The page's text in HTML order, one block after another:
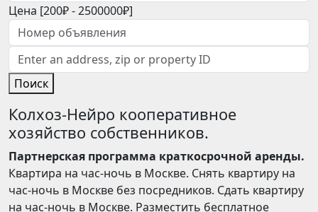
Цена [200₽-2500000₽]
Поиск
Колхоз-Нейро кооперативное
хозяйство собственников.
Партнерская программа краткосрочной аренды.
Квартира на час-ночь в Москве. Снять квартиру на
час-ночь в Москве без посредников. Сдать квартиру
на час-ночь в Москве. Разместить бесплатное